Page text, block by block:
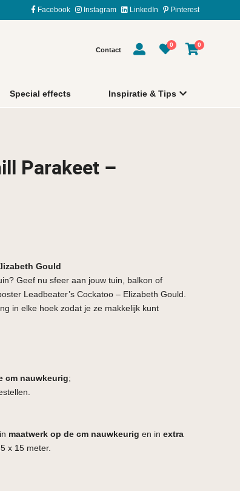
Facebook Instagram LinkedIn Pinterest
Contact
0 0
Special effects Inspiratie & Tips
Parakeet –
Gould
Geef nu sfeer aan jouw tuin, balkon of
Leadbeater’s Cockatoo – Elizabeth Gould.
in elke hoek zodat je ze makkelijk kunt
cm nauwkeurig;
maatwerk op de cm nauwkeurig en in extra
x 15 meter.